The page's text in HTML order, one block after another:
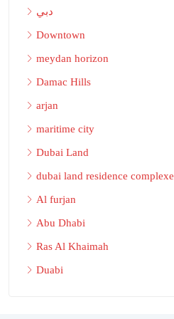
دبي
Downtown
meydan horizon
Damac Hills
arjan
maritime city
Dubai Land
dubai land residence complexe
Al furjan
Abu Dhabi
Ras Al Khaimah
Duabi